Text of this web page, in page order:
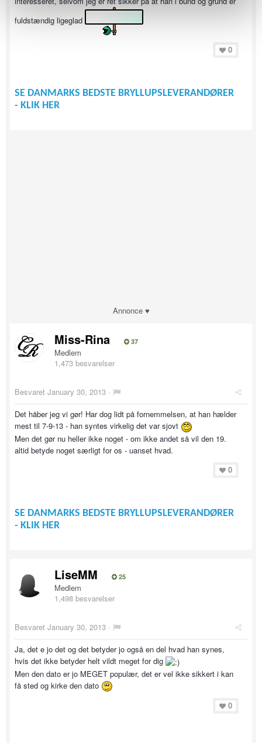
fuldstændig ligeglad
0
SE DANMARKS BEDSTE BRYLLUPSLEVERANDØRER
- KLIK HER
Annonce ♥
Miss-Rina 37
Medlem
1,473 besvarelser
Besvaret January 30, 2013 ·
Det håber jeg vi gør! Har dog lidt på fornemmelsen, at han hælder
mest til 7-9-13 - han syntes virkelig det var sjovt
Men det gør nu heller ikke noget - om ikke andet så vil den 19.
altid betyde noget særligt for os - uanset hvad.
0
SE DANMARKS BEDSTE BRYLLUPSLEVERANDØRER
- KLIK HER
LiseMM 25
Medlem
1,498 besvarelser
Besvaret January 30, 2013 ·
Ja, det e jo det og det betyder jo også en del hvad han synes,
hvis det ikke betyder helt vildt meget for dig
Men den dato er jo MEGET populær, det er vel ikke sikkert i kan
få sted og kirke den dato
0